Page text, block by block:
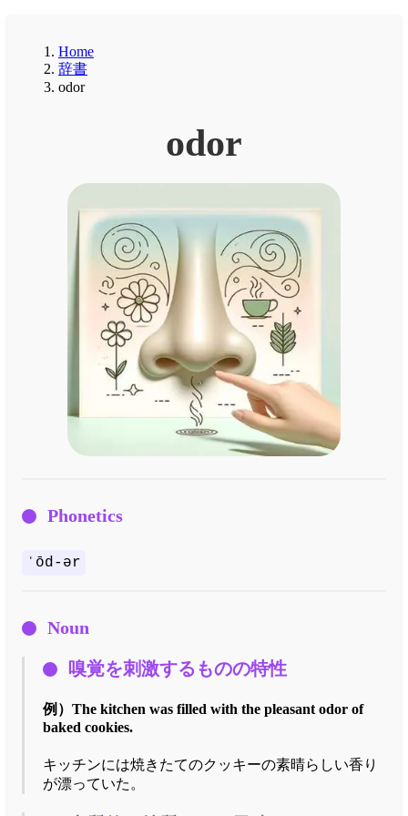
Home
辞書
odor
odor
Phonetics
ˈōd-ər
Noun
嗅覚を刺激するものの特性
例） The kitchen was filled with the pleasant odor of
baked cookies.
キッチンには焼きたてのクッキーの素晴らしい香り
が漂っていた。